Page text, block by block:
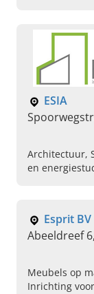
ESIA
Architectuur,
en
Esprit BV
Abeeldreef
Meubels op maat, Maken van inbouwkasten,
Inrichting